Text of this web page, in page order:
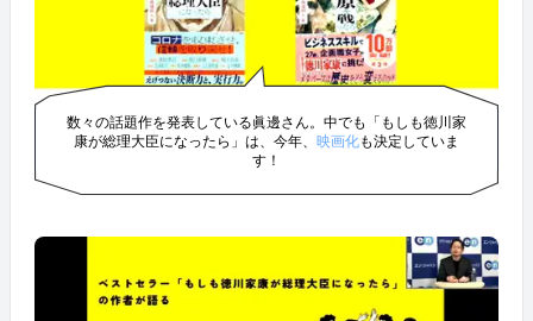
数々の話題作を発表している眞邊さん。中でも「もしも徳川家
康が総理大臣になったら」は、今年、 映画化も決定していま
す！